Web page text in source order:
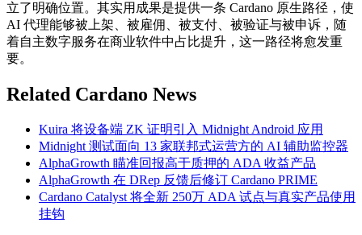
立了明确位置。其实用成果是提供一条 Cardano 原生路径，使
AI 代理能够被上架、被雇佣、被支付、被验证与被申诉，随
着自主数字服务在商业软件中占比提升，这一路径将愈发重
要。
Related Cardano News
Kuira 将设备端 ZK 证明引入 Midnight Android 应用
Midnight 测试面向 13 家联邦式运营方的 AI 辅助监控器
AlphaGrowth 瞄准回报高于质押的 ADA 收益产品
AlphaGrowth 在 DRep 反馈后修订 Cardano PRIME
Cardano Catalyst 将全新 250万 ADA 试点与真实产品使用
挂钩